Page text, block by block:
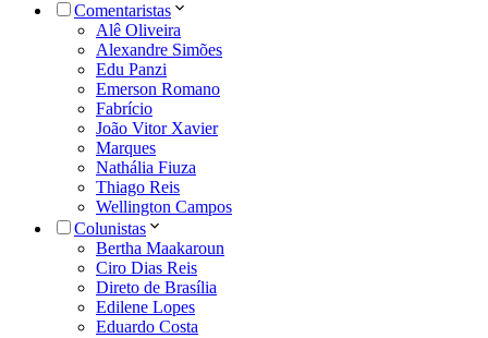
Comentaristas
Alê Oliveira
Alexandre Simões
Edu Panzi
Emerson Romano
Fabrício
João Vitor Xavier
Marques
Nathália Fiuza
Thiago Reis
Wellington Campos
Colunistas
Bertha Maakaroun
Ciro Dias Reis
Direto de Brasília
Edilene Lopes
Eduardo Costa